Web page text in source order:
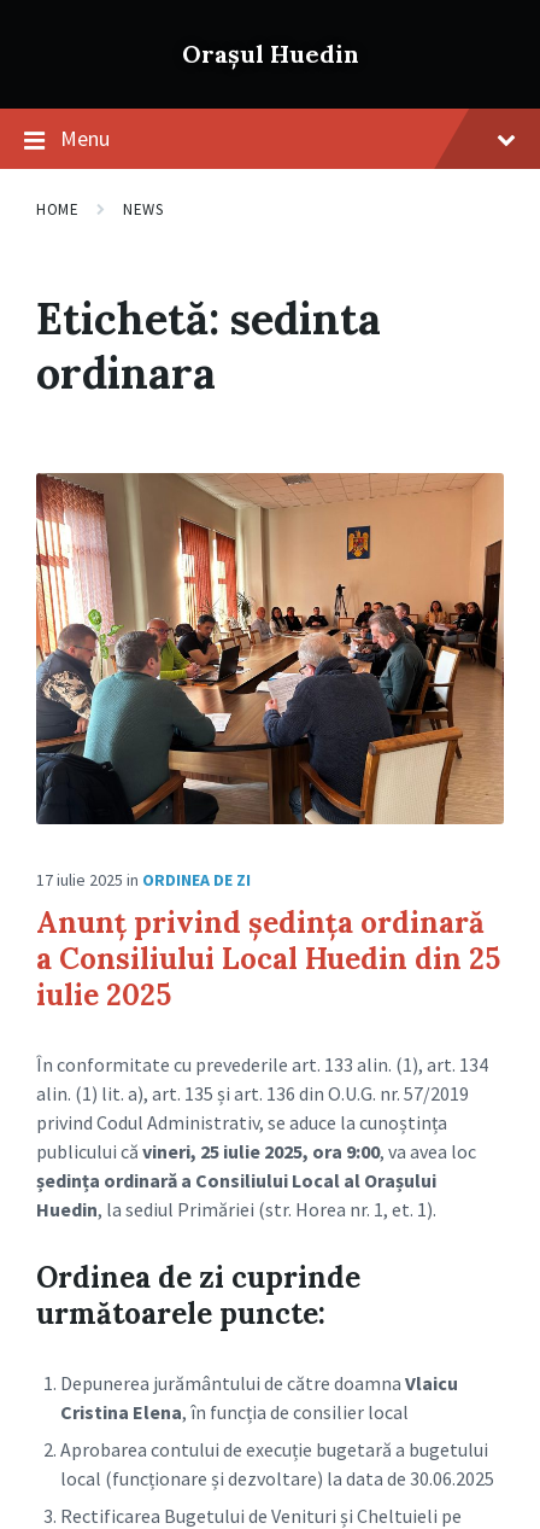
Orașul Huedin
Menu
HOME NEWS
Etichetă: sedinta
ordinara
17 iulie 2025 in ORDINEA DE ZI
Anunț privind ședința ordinară
a Consiliului Local Huedin din 25
iulie 2025
În conformitate cu prevederile art. 133 alin. (1), art. 134
alin. (1) lit. a), art. 135 și art. 136 din O.U.G. nr. 57/2019
privind Codul Administrativ, se aduce la cunoștința
publicului că vineri, 25 iulie 2025, ora 9:00, va avea loc
ședința ordinară a Consiliului Local al Orașului
Huedin, la sediul Primăriei (str. Horea nr. 1, et. 1).
Ordinea de zi cuprinde
următoarele puncte:
Depunerea jurământului de către doamna Vlaicu
Cristina Elena, în funcția de consilier local
Aprobarea contului de execuție bugetară a bugetului
local (funcționare și dezvoltare) la data de 30.06.2025
Rectificarea Bugetului de Venituri și Cheltuieli pe